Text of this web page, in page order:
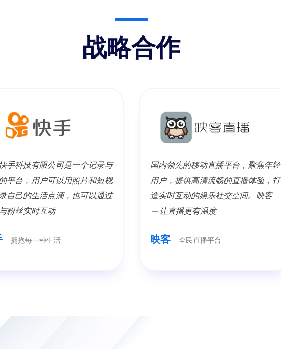
战略合作
手科技有限公司是一个记录与
平台，用户可以用照片和短视
自己的生活点滴，也可以通过
粉丝实时互动
—拥抱每一种生活
国内领先的移动直播平台，聚焦年轻
用户，提供高清流畅的直播体验，打
造实时互动的娱乐社交空间。映客
—让直播更有温度
映客—全民直播平台